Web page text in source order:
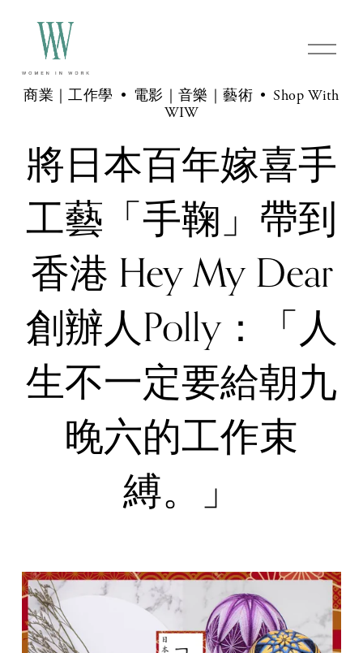
將日本百年嫁喜手
工藝「手鞠」帶到
香港 Hey My Dear
創辦人Polly：「人
生不一定要給朝九
晚六的工作束
縛。」
商業｜工作學 電影｜音樂｜藝術
Shop With
WIW